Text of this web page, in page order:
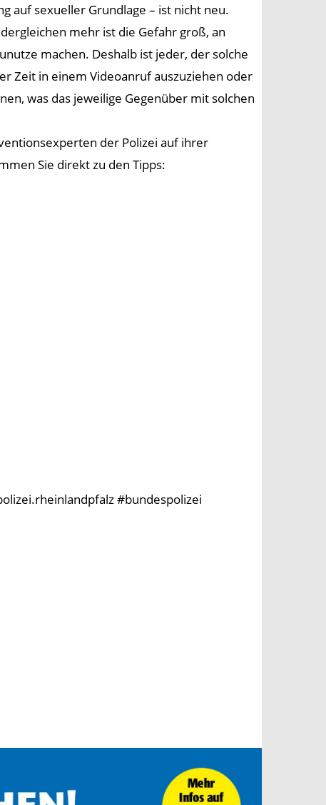
auf sexueller Grundlage – ist nicht neu.
mehr ist die Gefahr groß, an
machen. Deshalb ist jeder, der solche
Zeit in einem Videoanruf auszuziehen oder
was das jeweilige Gegenüber mit solchen
der Polizei auf ihrer
Sie direkt zu den Tipps:
#bundespolizei